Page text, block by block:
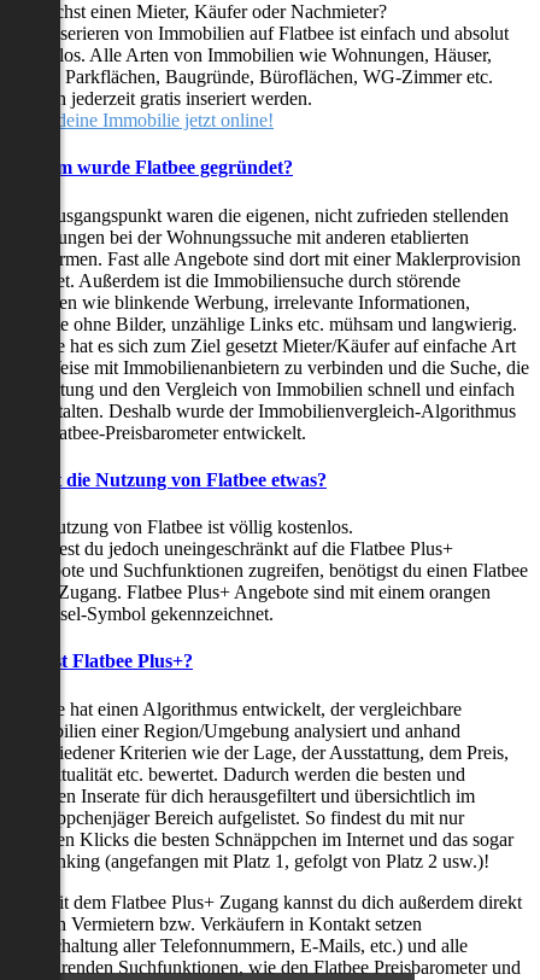
Du suchst einen Mieter, Käufer oder Nachmieter?
Das Inserieren von Immobilien auf Flatbee ist einfach und absolut
kostenlos. Alle Arten von Immobilien wie Wohnungen, Häuser,
Villen, Parkflächen, Baugründe, Büroflächen, WG-Zimmer etc.
können jederzeit gratis inseriert werden.
Stelle deine Immobilie jetzt online!
Warum wurde Flatbee gegründet?
Der Ausgangspunkt waren die eigenen, nicht zufrieden stellenden
Erfahrungen bei der Wohnungssuche mit anderen etablierten
Plattformen. Fast alle Angebote sind dort mit einer Maklerprovision
behaftet. Außerdem ist die Immobiliensuche durch störende
Faktoren wie blinkende Werbung, irrelevante Informationen,
Inserate ohne Bilder, unzählige Links etc. mühsam und langwierig.
Flatbee hat es sich zum Ziel gesetzt Mieter/Käufer auf einfache Art
und Weise mit Immobilienanbietern zu verbinden und die Suche, die
Bewertung und den Vergleich von Immobilien schnell und einfach
zu gestalten. Deshalb wurde der Immobilienvergleich-Algorithmus
und Flatbee-Preisbarometer entwickelt.
Kostet die Nutzung von Flatbee etwas?
Die Nutzung von Flatbee ist völlig kostenlos.
Möchtest du jedoch uneingeschränkt auf die Flatbee Plus+
Angebote und Suchfunktionen zugreifen, benötigst du einen Flatbee
Plus+ Zugang. Flatbee Plus+ Angebote sind mit einem orangen
Schlüssel-Symbol gekennzeichnet.
Was ist Flatbee Plus+?
Flatbee hat einen Algorithmus entwickelt, der vergleichbare
Immobilien einer Region/Umgebung analysiert und anhand
verschiedener Kriterien wie der Lage, der Ausstattung, dem Preis,
der Aktualität etc. bewertet. Dadurch werden die besten und
neuesten Inserate für dich herausgefiltert und übersichtlich im
Schnäppchenjäger Bereich aufgelistet. So findest du mit nur
wenigen Klicks die besten Schnäppchen im Internet und das sogar
als Ranking (angefangen mit Platz 1, gefolgt von Platz 2 usw.)!
Nur mit dem Flatbee Plus+ Zugang kannst du dich außerdem direkt
mit den Vermietern bzw. Verkäufern in Kontakt setzen
(Freischaltung aller Telefonnummern, E-Mails, etc.) und alle
zeitsparenden Suchfunktionen, wie den Flatbee Preisbarometer und